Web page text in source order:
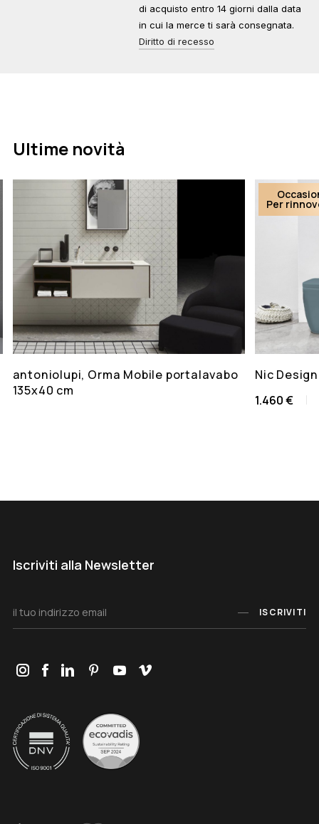
di acquisto entro 14 giorni dalla data
in cui la merce ti sarà consegnata.
Diritto di recesso
Ultime novità
antoniolupi, Orma Mobile portalavabo
135x40 cm
Per
Nic
1.460 €
Iscriviti alla Newsletter
ISCRIVITI